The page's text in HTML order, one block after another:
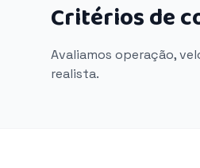
Critérios de
Avaliamos operação,
realista.